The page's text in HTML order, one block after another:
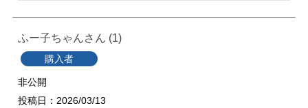
ふー子ちゃん 1
購入者
非公開
投稿日
2026/03/13